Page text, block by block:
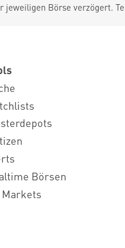
Börse verzögert.
Börsen
Markets